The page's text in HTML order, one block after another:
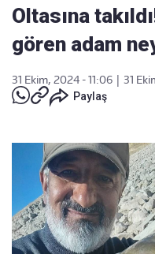
Oltasına
gören adam
31 Ekim, 2024 - 11:06
31
Paylaş